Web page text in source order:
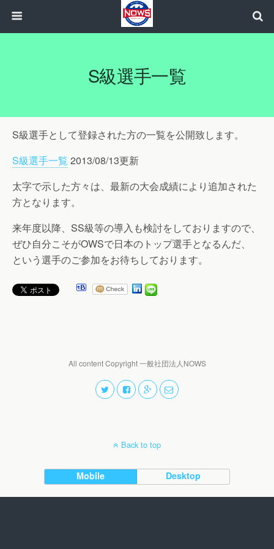
S級選手一覧
S級選手として登録された方の一覧を公開致します。
S級選手一覧 2013/08/13更新
太字で示した方々は、最新の大会成績により追加された
方となります。
来年度以降、SS級等の導入も検討をしておりますので、
ぜひ自分こそがOWSで日本のトップ選手となるんだ、
という選手のご参加をお待ちしております。
All content Copyright 一般社団法人NOWS
Back to top
Mobile Desktop